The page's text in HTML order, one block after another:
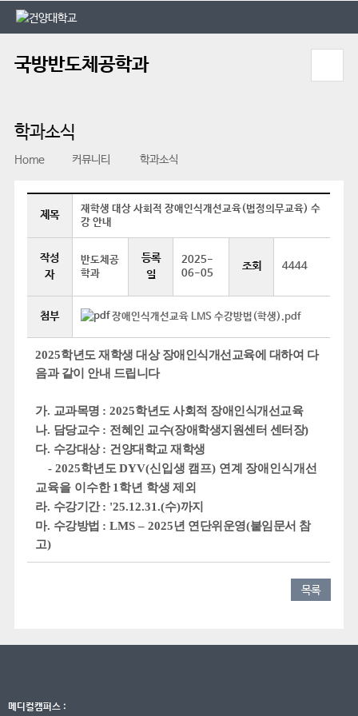
본문 바로가기
대메뉴 바로가기
국방반도체공학과
학과소식
Home 커뮤니티 학과소식
제목
재학생 대상 사회적 장애인식개선교육(법정의무교육) 수
강 안내
작성
자
반도체공
학과
등록
일
2025-
06-05
조회 4444
첨부 장애인식개선교육 LMS 수강방법(학생).pdf
2025학년도 재학생 대상 장애인식개선교육에 대하여 다
음과 같이 안내 드립니다
가. 교과목명 : 2025학년도 사회적 장애인식개선교육
나. 담당교수 : 전혜인 교수(장애학생지원센터 센터장)
다. 수강대상: 건양대학교 재학생
-2025학년도DYV(신입생 캠프) 연계 장애인식개선
교육을 이수한1학년 학생 제외
라. 수강기간: '25.12.31.(수)까지
마. 수강방법 : LMS–2025년 연단위운영(붙임문서 참
고)
목록
메디컬캠퍼스 :